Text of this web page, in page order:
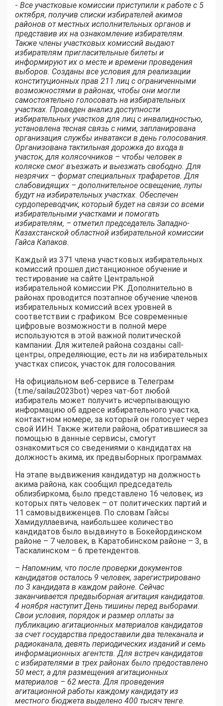
- Все участковые комиссии приступили к работе с 5
октября, получив списки избирателей акимов
районов от местных исполнительных органов и
представив их на ознакомление избирателям.
Также члены участковых комиссий выдают
избирателям пригласительные билеты и
информируют их о месте и времени проведения
выборов. Созданы все условия для реализации
конституционных прав 211 лиц с ограниченными
возможностями в районах, чтобы они могли
самостоятельно голосовать на избирательных
участках. Проведен анализ доступности
избирательных участков для лиц с инвалидностью,
установлена тесная связь с ними, запланирована
организация службы инватакси в день голосования.
Организована тактильная дорожка до входа в
участок, для колясочников – чтобы человек в
коляске смог въезжать и выезжать свободно. Для
незрячих – формат специальных трафаретов. Для
слабовидящих – дополнительное освещение, лупы
будут на избирательных участках. Обеспечен
сурдопереводчик, который будет на связи со всеми
избирательными участками и помогать
избирателям, – отметил председатель Западно-
Казахстанской областной избирательной комиссии
Гайса Капаков.
Каждый из 371 члена участковых избирательных
комиссий прошел дистанционное обучение и
тестирование на сайте Центральной
избирательной комиссии РК. Дополнительно в
районах проводится поэтапное обучение членов
избирательных комиссий всех уровней в
соответствии с графиком. Все современные
цифровые возможности в полной мере
используются в этой важной политической
кампании. Для жителей района созданы сall-
центры, определяющие, есть ли на избирательных
участках список, участок для голосования.
На официальном веб-сервисе в Телеграм
(t.me/sailau2023bot) через чат-бот любой
избиратель может получить исчерпывающую
информацию об адресе избирательного участка,
контактном номере, за который он голосует через
свой ИИН. Также жители района, обратившиеся за
помощью в данные сервисы, смогут
ознакомиться со сведениями о кандидатах на
должность акима, их предвыборных программах.
На этапе выдвижения кандидатур на должность
акима района, как сообщил председатель
облизбиркома, было представлено 16 человек, из
которых пять человек – от политических партий и
11 самовыдвиженцев. По словам Гайсы
Хамидуллаевича, наибольшее количество
кандидатов было выдвинуто в Бокейординском
районе – 7 человек, в Каратобинском районе – 3, в
Таскалинском – 6 претендентов.
– Напомним, что после проверки документов
кандидатов осталось 9 человек, зарегистрировано
по 3 кандидата в каждом районе. Сейчас
заканчивается предвыборная агитация кандидатов.
4 ноября наступит День тишины перед выборами.
Свои условия, порядок и размер оплаты за
публикацию агитационных материалов кандидатов
за счет государства предоставили два телеканала и
радиоканала, девять периодических изданий и семь
информационных агентств. Для встреч кандидатов
с избирателями в трех районах было предоставлено
50 мест, а для размещения агитационных
материалов – 62 места. Для проведения
агитационной работы каждому кандидату из
местного бюджета выделено 400 тысяч тенге.